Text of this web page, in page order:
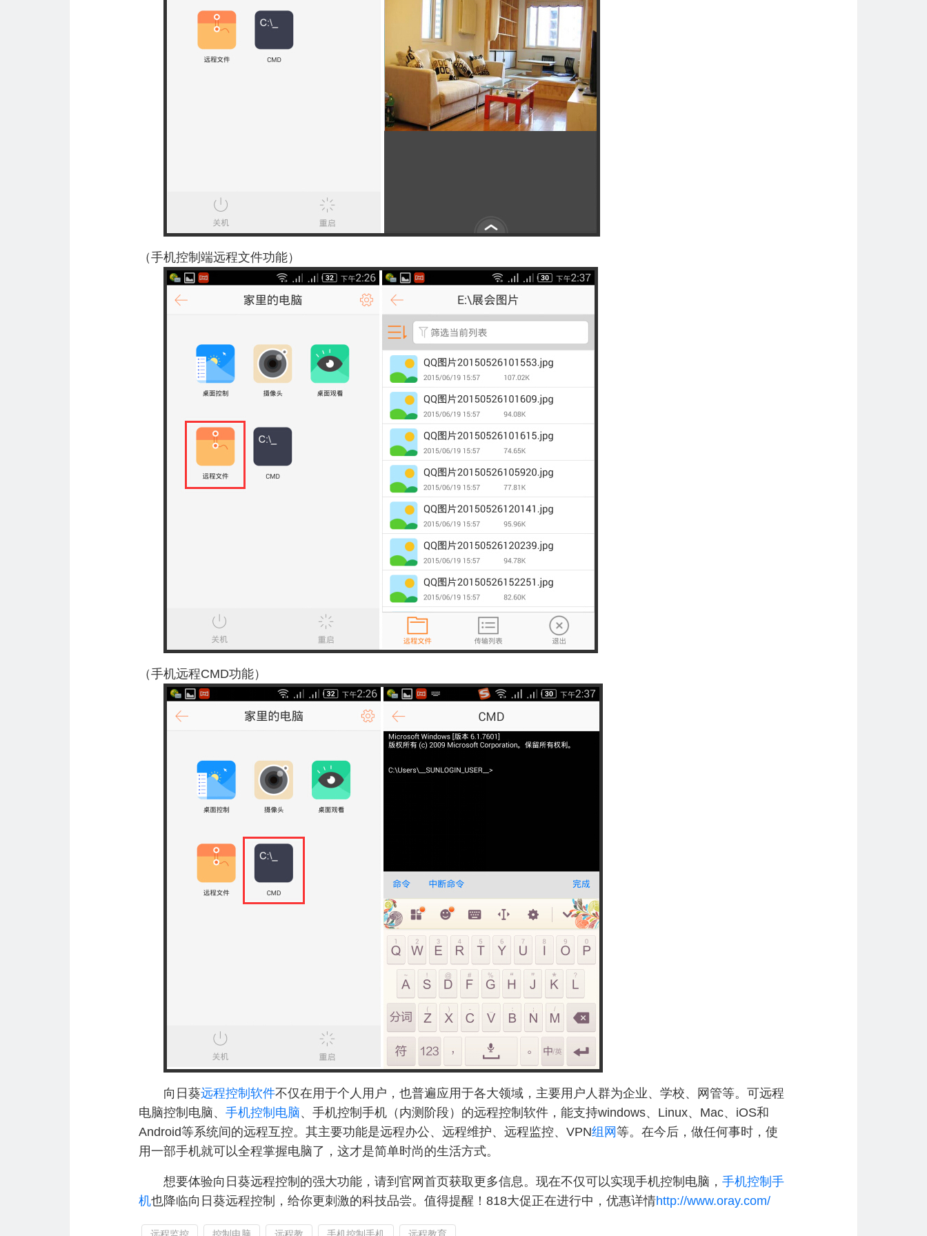
（手机控制端远程文件功能）
（手机远程CMD功能）
向日葵远程控制软件不仅在用于个人用户，也普遍应用于各大领域，主要用户人群为企业、学校、网管等。可远程
电脑控制电脑、 手机控制电脑、手机控制手机（内测阶段）的远程控制软件，能支持windows、Linux、Mac、iOS和
Android等系统间的远程互控。其主要功能是远程办公、远程维护、远程监控、VPN组网 等。在今后，做任何事时，使
用一部手机就可以全程掌握电脑了，这才是简单时尚的生活方式。
想要体验向日葵远程控制的强大功能，请到官网首页获取更多信息。现在不仅可以实现手机控制电脑， 手机控制手
机也降临向日葵远程控制，给你更刺激的科技品尝。值得提醒！818大促正在进行中，优惠详情http://www.oray.com/